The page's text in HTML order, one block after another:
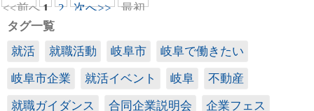
<<前へ1 2 次へ>>
最初
タグ一覧
就活
就職活動 岐阜市 岐阜で働きたい
岐阜市企業 就活イベント 岐阜 不動産
就職ガイダンス 合同企業説明会 企業フェス